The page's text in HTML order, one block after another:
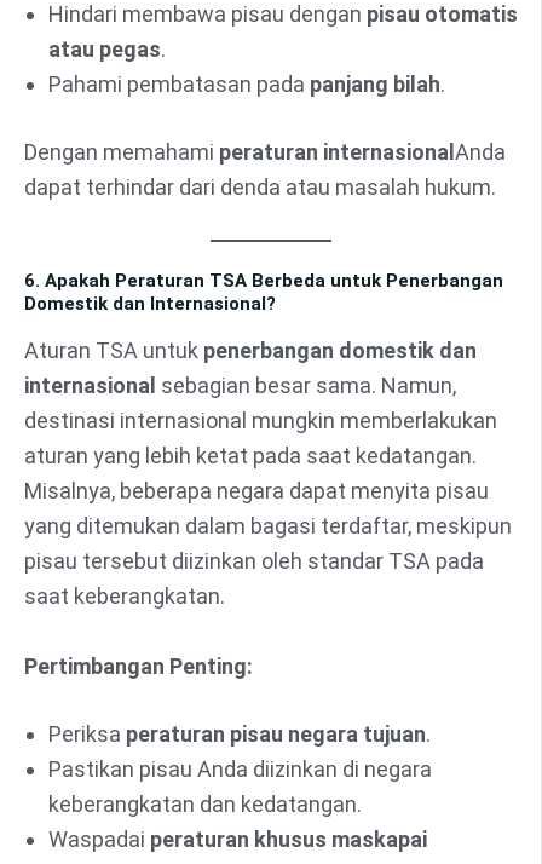
Hindari membawa pisau dengan pisau otomatis
atau pegas.
Pahami pembatasan pada panjang bilah.
Dengan memahami peraturan internasional Anda
dapat terhindar dari denda atau masalah hukum.
6. Apakah Peraturan TSA Berbeda untuk Penerbangan
Domestik dan Internasional?
Aturan TSA untuk penerbangan domestik dan
internasional sebagian besar sama. Namun,
destinasi internasional mungkin memberlakukan
aturan yang lebih ketat pada saat kedatangan.
Misalnya, beberapa negara dapat menyita pisau
yang ditemukan dalam bagasi terdaftar, meskipun
pisau tersebut diizinkan oleh standar TSA pada
saat keberangkatan.
Pertimbangan Penting:
Periksa peraturan pisau negara tujuan.
Pastikan pisau Anda diizinkan di negara
keberangkatan dan kedatangan.
Waspadai peraturan khusus maskapai